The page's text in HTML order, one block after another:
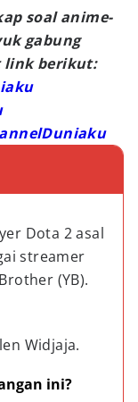
soal anime-
gabung
link berikut:
Dota 2 asal
streamer
(YB).
Widjaja.
ini?